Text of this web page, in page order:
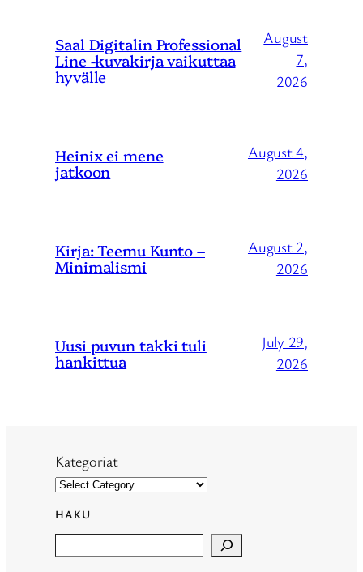
Saal Digitalin Professional
Line -kuvakirja vaikuttaa
hyvälle
August
7,
2026
Heinix ei mene
jatkoon
August 4,
2026
Kirja: Teemu Kunto –
Minimalismi
August 2,
2026
Uusi puvun takki tuli
hankittua
July 29,
2026
Kategoriat
HAKU